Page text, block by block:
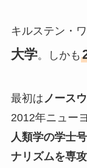
キルステン・
大学。しかも
最初は ノース
2012年ニュー
人類学の学士
ナリズムを専